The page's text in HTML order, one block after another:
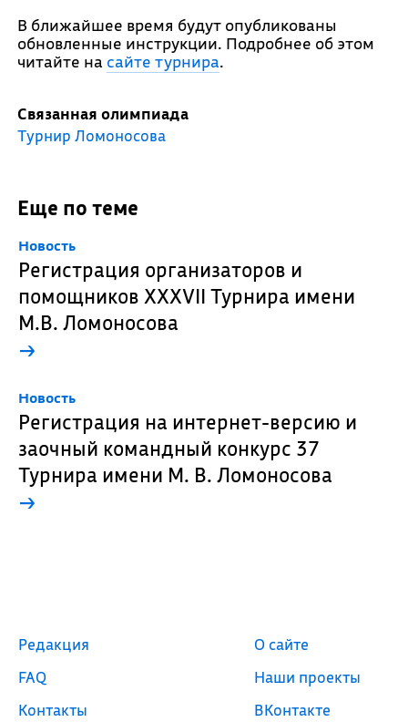
В ближайшее время будут опубликованы
обновленные инструкции. Подробнее об этом
читайте на сайте турнира.
Связанная олимпиада
Турнир Ломоносова
Еще по теме
Новость
Регистрация организаторов и
помощников XXXVII Турнира имени
М.В. Ломоносова
→
Новость
Регистрация на интернет-версию и
заочный командный конкурс 37
Турнира имени М. В. Ломоносова
→
Редакция
FAQ
Контакты
О сайте
Наши проекты
ВКонтакте